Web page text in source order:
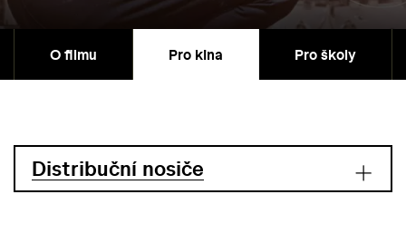
O filmu Pro kina Pro školy
Distribuční nosiče